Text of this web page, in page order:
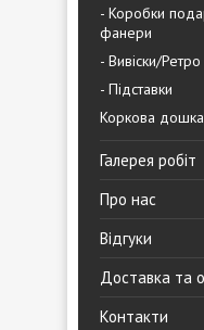
- Коробки
фанери
- Вивіски/Ретро
- Підставки
Коркова дошка
Галерея робіт
Про нас
Відгуки
Доставка та
Контакти